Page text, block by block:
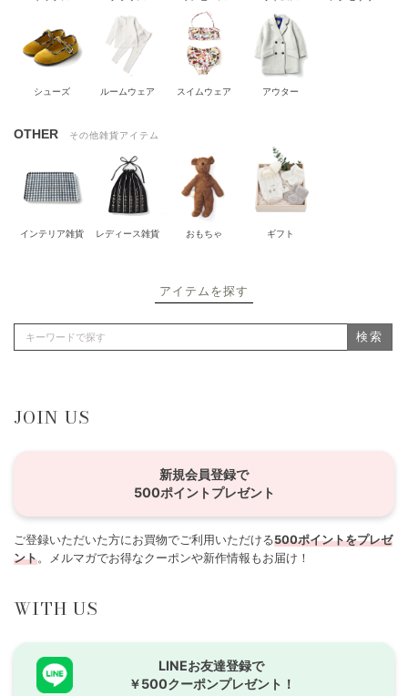
シューズ ルームウェア スイムウェア アウター
OTHER その他雑貨アイテム
インテリア雑貨 レディース雑貨 おもちゃ ギフト
アイテムを探す
検索
JOIN US
新規会員登録で
500ポイントプレゼント
ご登録いただいた方にお買物でご利用いただける500ポイントをプレゼ
ント。メルマガでお得なクーポンや新作情報もお届け！
WITH US
LINEお友達登録で
￥500クーポンプレゼント！